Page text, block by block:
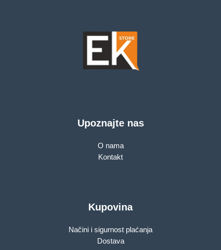
Upoznajte nas
O nama
Kontakt
Kupovina
Načini i sigurnost plaćanja
Dostava